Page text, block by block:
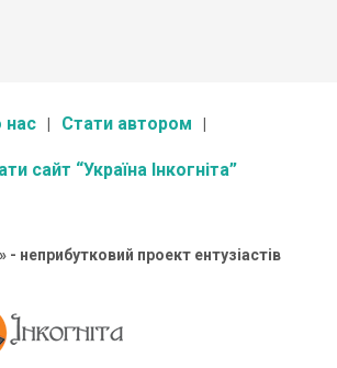
нас Стати автором
сайт “Україна Інкогніта”
- неприбутковий проект ентузіастів